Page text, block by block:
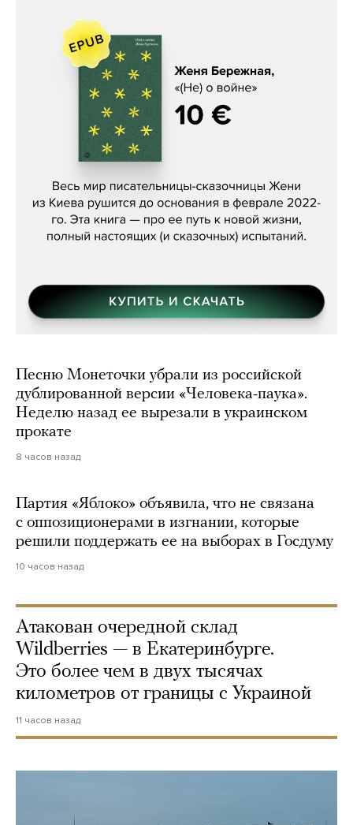
Женя Бережная, «(Не) о войне»
Песню Монеточки убрали из российской
дублированной версии «Человека-паука».
Неделю назад ее вырезали в украинском
прокате
8 часов назад
Партия «Яблоко» объявила, что не связана
с оппозиционерами в изгнании, которые
решили поддержать ее на выборах в Госдуму
10 часов назад
Атакован очередной склад
Wildberries — в Екатеринбурге.
Это более чем в двух тысячах
километров от границы с Украиной
11 часов назад